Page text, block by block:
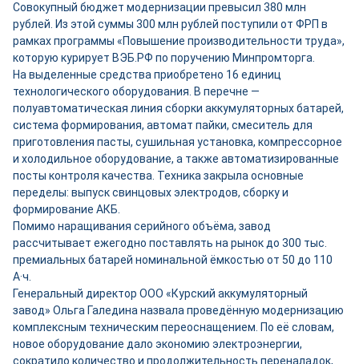
Совокупный бюджет модернизации превысил 380 млн
рублей. Из этой суммы 300 млн рублей поступили от ФРП в
рамках программы «Повышение производительности труда»,
которую курирует ВЭБ.РФ по поручению Минпромторга.
На выделенные средства приобретено 16 единиц
технологического оборудования. В перечне —
полуавтоматическая линия сборки аккумуляторных батарей,
система формирования, автомат пайки, смеситель для
приготовления пасты, сушильная установка, компрессорное
и холодильное оборудование, а также автоматизированные
посты контроля качества. Техника закрыла основные
переделы: выпуск свинцовых электродов, сборку и
формирование АКБ.
Помимо наращивания серийного объёма, завод
рассчитывает ежегодно поставлять на рынок до 300 тыс.
премиальных батарей номинальной ёмкостью от 50 до 110
А·ч.
Генеральный директор ООО «Курский аккумуляторный
завод» Ольга Галедина назвала проведённую модернизацию
комплексным техническим переоснащением. По её словам,
новое оборудование дало экономию электроэнергии,
сократило количество и продолжительность переналадок,